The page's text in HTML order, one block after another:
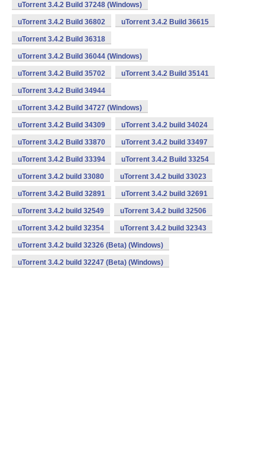
uTorrent 3.4.2 Build 37248 (Windows)
uTorrent 3.4.2 Build 36802 uTorrent 3.4.2 Build 36615
uTorrent 3.4.2 Build 36318
uTorrent 3.4.2 Build 36044 (Windows)
uTorrent 3.4.2 Build 35702 uTorrent 3.4.2 Build 35141
uTorrent 3.4.2 Build 34944
uTorrent 3.4.2 Build 34727 (Windows)
uTorrent 3.4.2 Build 34309 uTorrent 3.4.2 build 34024
uTorrent 3.4.2 Build 33870 uTorrent 3.4.2 build 33497
uTorrent 3.4.2 Build 33394 uTorrent 3.4.2 Build 33254
uTorrent 3.4.2 build 33080 uTorrent 3.4.2 build 33023
uTorrent 3.4.2 Build 32891 uTorrent 3.4.2 build 32691
uTorrent 3.4.2 build 32549 uTorrent 3.4.2 build 32506
uTorrent 3.4.2 build 32354 uTorrent 3.4.2 build 32343
uTorrent 3.4.2 build 32326 (Beta) (Windows)
uTorrent 3.4.2 build 32247 (Beta) (Windows)